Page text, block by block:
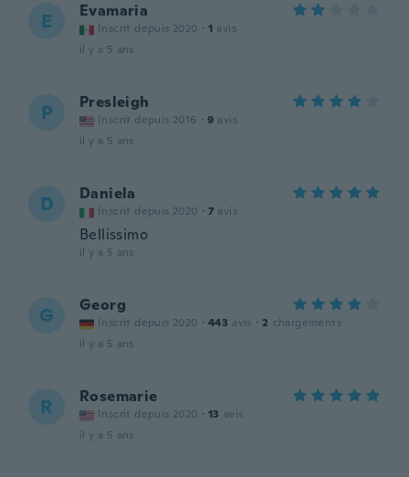
E Evamaria
Inscrit depuis 2020 · 1 avis
il y a 5 ans
P Presleigh
Inscrit depuis 2016 · 9 avis
il y a 5 ans
D Daniela
Inscrit depuis 2020 · 7 avis
Bellissimo
il y a 5 ans
G Georg
Inscrit depuis 2020 · 443 avis · 2 chargements
il y a 5 ans
R Rosemarie
Inscrit depuis 2020 · 13 avis
il y a 5 ans